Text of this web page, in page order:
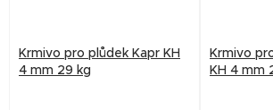
Krmivo pro plůdek Kapr KH
4 mm 29 kg
Krmivo
KH 4 mm